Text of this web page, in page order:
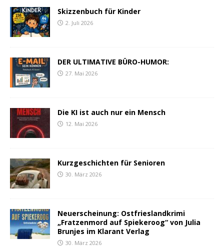
Skizzenbuch für Kinder
2. Juli 2026
DER ULTIMATIVE BÜRO-HUMOR:
27. Mai 2026
Die KI ist auch nur ein Mensch
12. Mai 2026
Kurzgeschichten für Senioren
30. März 2026
Neuerscheinung: Ostfrieslandkrimi
„Fratzenmord auf Spiekeroog“ von Julia
Brunjes im Klarant Verlag
30. März 2026